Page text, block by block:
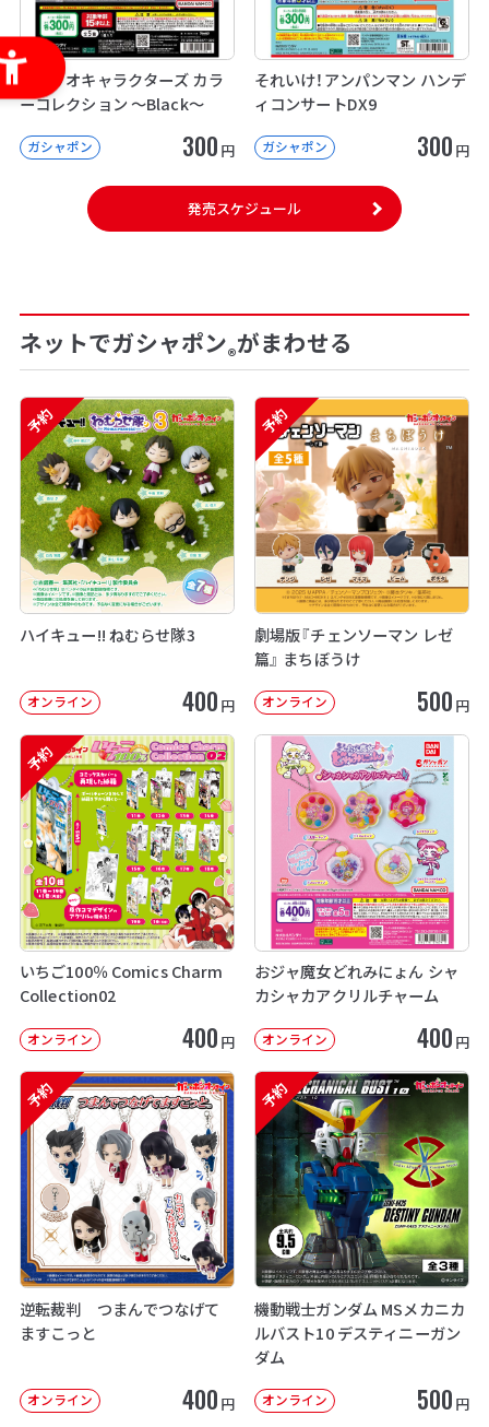
サンリオキャラクターズ カラ
ーコレクション ～Black～
ガシャポン 300 円
それいけ！アンパンマン ハンデ
ィコンサートDX9
ガシャポン 300 円
発売スケジュール
ネットでガシャポン®がまわせる
予約
ハイキュー!! ねむらせ隊3
オンライン 400 円
予約
劇場版『チェンソーマン レゼ
篇』 まちぼうけ
オンライン 500 円
予約
いちご100％ Comics Charm
Collection02
オンライン 400 円
おジャ魔女どれみにょん シャ
カシャカアクリルチャーム
オンライン 400 円
予約
逆転裁判 つまんでつなげて
ますこっと
オンライン 400 円
予約
機動戦士ガンダム MSメカニカ
ルバスト10 デスティニーガン
ダム
オンライン 500 円